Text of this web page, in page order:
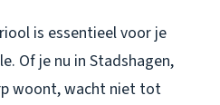
is essentieel voor je
Of je nu in Stadshagen,
woont, wacht niet tot